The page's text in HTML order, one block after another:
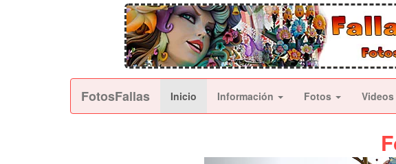
FotosFallas Inicio Información Fotos Videos